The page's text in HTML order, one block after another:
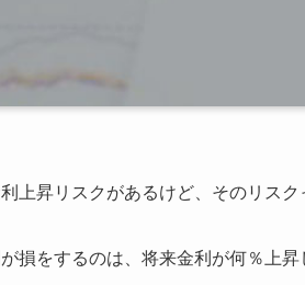
上昇リスクがあるけど、そのリスク
が損をするのは、将来金利が何％上昇